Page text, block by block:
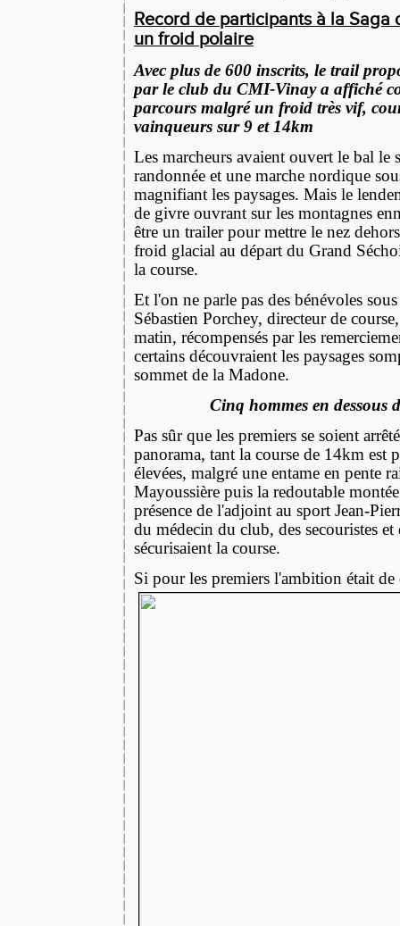
Record de participants à la Saga
un froid polaire
Avec plus de 600 inscrits, le trail
par le club du CMI-Vinay a affiché
parcours malgré un froid très vif,
vainqueurs sur 9 et 14km
Les marcheurs avaient ouvert le bal le
randonnée et une marche nordique
magnifiant les paysages. Mais le
de givre ouvrant sur les montagnes
être un trailer pour mettre le nez
froid glacial au départ du Grand
la course.
Et l'on ne parle pas des bénévoles
Sébastien Porchey, directeur de
matin, récompensés par les
certains découvraient les paysages
sommet de la Madone.
Cinq hommes en dessous
Pas sûr que les premiers se soient
panorama, tant la course de 14km est
élevées, malgré une entame en pente
Mayoussière puis la redoutable
présence de l'adjoint au sport Jean-
du médecin du club, des secouristes
sécurisaient la course.
Si pourles premiers l'ambition était de